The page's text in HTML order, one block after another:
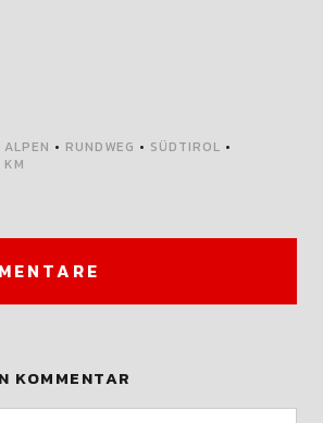
ALPEN • RUNDWEG • SÜDTIROL •
KOMMENTAR